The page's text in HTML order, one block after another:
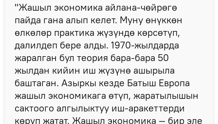
"Жашыл экономика айлана-чөйрөгө
пайда гана алып келет. Муну өнүккөн
өлкөлөр практика жүзүндө көрсөтүп,
далилдеп бере алды. 1970-жылдарда
жаралган бул теория бара-бара 50
жылдан кийин иш жүзүнө ашырыла
баштаган. Азыркы кезде Батыш Европа
жашыл экономикага өтүп, жаратылышын
сактоого алгылыктуу иш-аракеттерди
көрүп жатат. Жашыл экономика — бир эле